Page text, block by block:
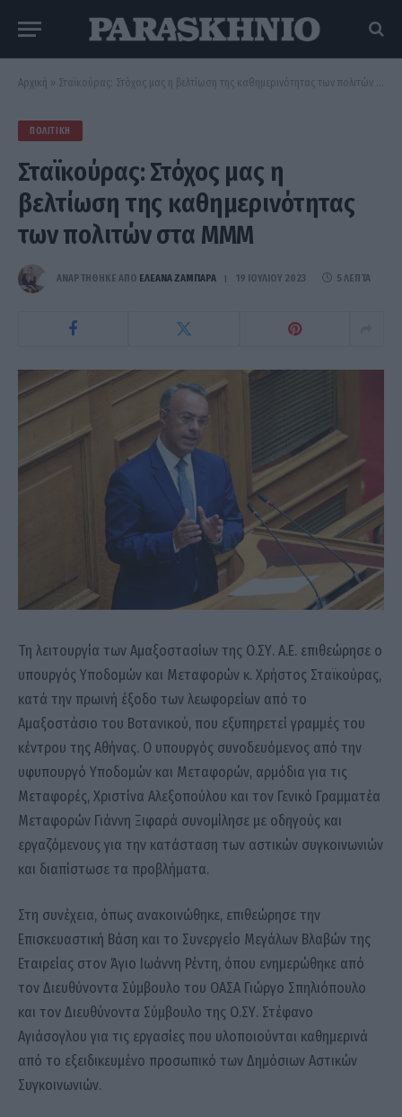
Αρχική » Σταϊκούρας: Στόχος μας η βελτίωση της καθημερινότητας των πολιτών στα ΜΜΜ
ΠΟΛΙΤΙΚΉ
Σταϊκούρας: Στόχος μας η
βελτίωση της καθημερινότητας
των πολιτών στα ΜΜΜ
ΑΝΑΡΤΗΘΗΚΕ ΑΠΟ ΕΛΕΑΝΑ ΖΑΜΠΑΡΑ 19 ΙΟΥΛΊΟΥ 2023 5 ΛΕΠΤΆ
Τη λειτουργία των Αμαξοστασίων της Ο.ΣΥ. Α.Ε. επιθεώρησε ο
υπουργός Υποδομών και Μεταφορών κ. Χρήστος Σταϊκούρας,
κατά την πρωινή έξοδο των λεωφορείων από το
Αμαξοστάσιο του Βοτανικού, που εξυπηρετεί γραμμές του
κέντρου της Αθήνας. Ο υπουργός συνοδευόμενος από την
υφυπουργό Υποδομών και Μεταφορών, αρμόδια για τις
Μεταφορές, Χριστίνα Αλεξοπούλου και τον Γενικό Γραμματέα
Μεταφορών Γιάννη Ξιφαρά συνομίλησε με οδηγούς και
εργαζόμενους για την κατάσταση των αστικών συγκοινωνιών
και διαπίστωσε τα προβλήματα.
Στη συνέχεια, όπως ανακοινώθηκε, επιθεώρησε την
Επισκευαστική Βάση και το Συνεργείο Μεγάλων Βλαβών της
Εταιρείας στον Άγιο Ιωάννη Ρέντη, όπου ενημερώθηκε από
τον Διευθύνοντα Σύμβουλο του ΟΑΣΑ Γιώργο Σπηλιόπουλο
και τον Διευθύνοντα Σύμβουλο της Ο.ΣΥ. Στέφανο
Αγιάσογλου για τις εργασίες που υλοποιούνται καθημερινά
από το εξειδικευμένο προσωπικό των Δημόσιων Αστικών
Συγκοινωνιών.